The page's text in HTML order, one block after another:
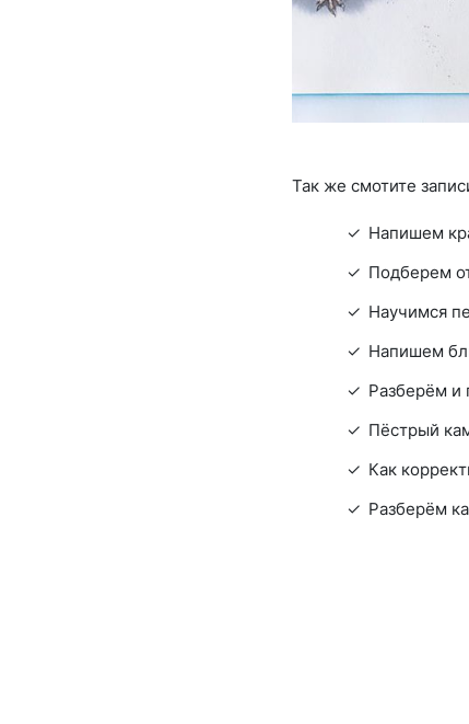
Так же смотите
Напишем
Подберем
Научимся
Напишем
Разберём и
Пёстрый
Как
Разберём